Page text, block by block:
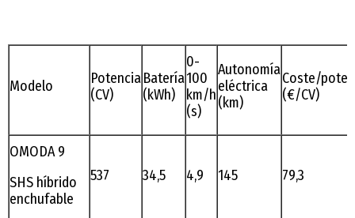
Modelo
Potencia
(CV)
Batería
(kWh)
0-
100
km/h
(s)
Autonomía
eléctrica
(km)
Coste/
(€/CV)
OMODA 9
SHS híbrido
enchufable
537 34,5 4,9 145 79,3